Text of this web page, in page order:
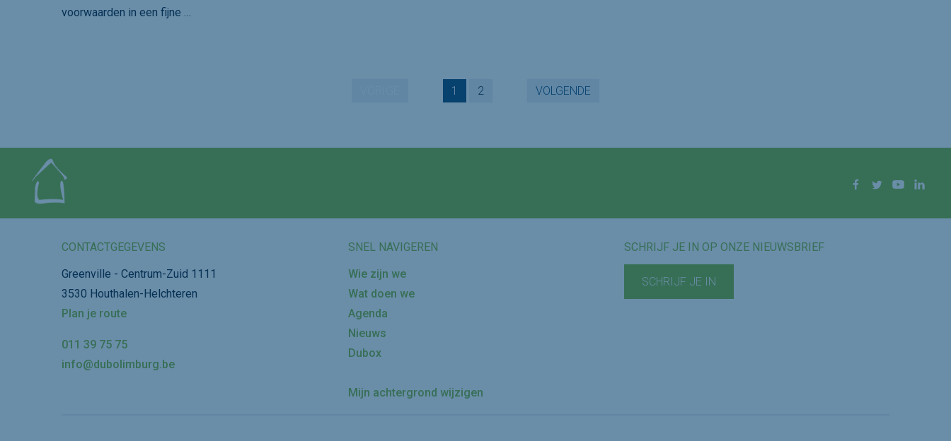
voorwaarden in een fijne …
1 2 VOLGENDE
Facebook
Twitter YouTube
CONTACTGEGEVENS
Greenville - Centrum-Zuid 1111
3530 Houthalen-Helchteren
Plan je route
011 39 75 75
info@dubolimburg.be
SNEL NAVIGEREN
Wie zijn we
Wat doen we
Agenda
Nieuws
Dubox
Mijn achtergrond wijzigen
SCHRIJF JE IN OP ONZE NIEUWSBRIEF
SCHRIJF JE IN